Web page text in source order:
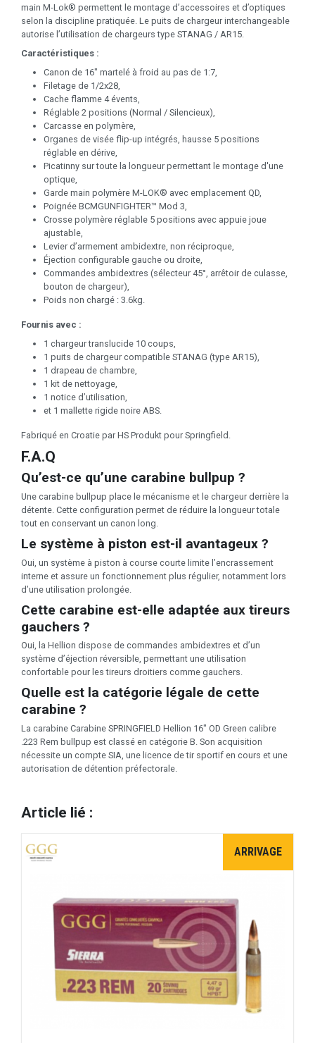
main M-Lok® permettent le montage d’accessoires et d’optiques
selon la discipline pratiquée. Le puits de chargeur interchangeable
autorise l’utilisation de chargeurs type STANAG / AR15.
Caractéristiques :
Canon de 16" martelé à froid au pas de 1:7,
Filetage de 1/2x28,
Cache flamme 4 évents,
Réglable 2 positions (Normal / Silencieux),
Carcasse en polymère,
Organes de visée flip-up intégrés, hausse 5 positions
réglable en dérive,
Picatinny sur toute la longueur permettant le montage d'une
optique,
Garde main polymère M-LOK® avec emplacement QD,
Poignée BCMGUNFIGHTER™ Mod 3,
Crosse polymère réglable 5 positions avec appuie joue
ajustable,
Levier d’armement ambidextre, non réciproque,
Éjection configurable gauche ou droite,
Commandes ambidextres (sélecteur 45°, arrêtoir de culasse,
bouton de chargeur),
Poids non chargé : 3.6kg.
Fournis avec :
1 chargeur translucide 10 coups,
1 puits de chargeur compatible STANAG (type AR15),
1 drapeau de chambre,
1 kit de nettoyage,
1 notice d’utilisation,
et 1 mallette rigide noire ABS.
Fabriqué en Croatie par HS Produkt pour Springfield.
F.A.Q
Qu’est-ce qu’une carabine bullpup ?
Une carabine bullpup place le mécanisme et le chargeur derrière la
détente. Cette configuration permet de réduire la longueur totale
tout en conservant un canon long.
Le système à piston est-il avantageux ?
Oui, un système à piston à course courte limite l’encrassement
interne et assure un fonctionnement plus régulier, notamment lors
d’une utilisation prolongée.
Cette carabine est-elle adaptée aux tireurs
gauchers ?
Oui, la Hellion dispose de commandes ambidextres et d’un
système d’éjection réversible, permettant une utilisation
confortable pour les tireurs droitiers comme gauchers.
Quelle est la catégorie légale de cette
carabine ?
La carabine Carabine SPRINGFIELD Hellion 16" OD Green calibre
.223 Rem bullpup est classé en catégorie B. Son acquisition
nécessite un compte SIA, une licence de tir sportif en cours et une
autorisation de détention préfectorale.
Article lié :
ARRIVAGE